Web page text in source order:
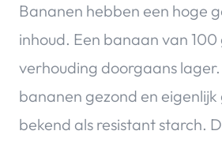
Bananen hebben een hoge
inhoud. Een banaan van
verhouding doorgaans
bananen gezond en
bekend als resistant starch.